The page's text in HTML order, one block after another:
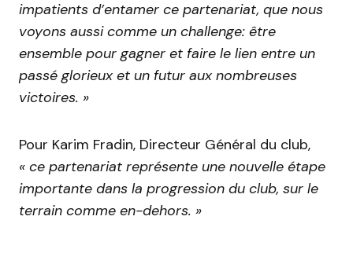
impatients d’entamer ce partenariat, que nous
voyons aussi comme un challenge: être
ensemble pour gagner et faire le lien entre un
passé glorieux et un futur aux nombreuses
victoires. »
Pour Karim Fradin, Directeur Général du club,
« ce partenariat représente une nouvelle étape
importante dans la progression du club, sur le
terrain comme en-dehors. »